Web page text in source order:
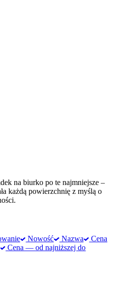
na biurko po te najmniejsze –
każdą powierzchnię z myślą o
Nowość Nazwa
Cena
Cena — od najniższej do